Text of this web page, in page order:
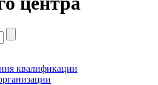
квалификации